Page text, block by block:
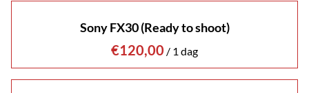
Sony FX30 (Ready to shoot)
/